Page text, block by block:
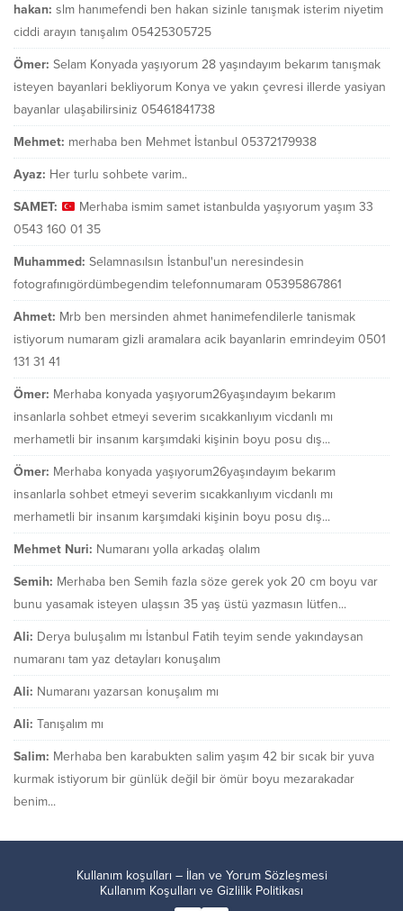
hakan: slm hanımefendi ben hakan sizinle tanışmak isterim niyetim
ciddi arayın tanışalım 05425305725
Ömer: Selam Konyada yaşıyorum 28 yaşındayım bekarım tanışmak
isteyen bayanlari bekliyorum Konya ve yakın çevresi illerde yasiyan
bayanlar ulaşabilirsiniz 05461841738
Mehmet: merhaba ben Mehmet İstanbul 05372179938
Ayaz: Her turlu sohbete varim..
SAMET:
Merhaba ismim samet istanbulda yaşıyorum yaşım 33
0543 160 01 35
Muhammed: Selamnasılsın İstanbul'un neresindesin
fotografınıgördümbegendim telefonnumaram 05395867861
Ahmet: Mrb ben mersinden ahmet hanimefendilerle tanismak
istiyorum numaram gizli aramalara acik bayanlarin emrindeyim 0501
131 31 41
Ömer: Merhaba konyada yaşıyorum26yaşındayım bekarım
insanlarla sohbet etmeyi severim sıcakkanlıyım vicdanlı mı
merhametli bir insanım karşımdaki kişinin boyu posu dış...
Ömer: Merhaba konyada yaşıyorum26yaşındayım bekarım
insanlarla sohbet etmeyi severim sıcakkanlıyım vicdanlı mı
merhametli bir insanım karşımdaki kişinin boyu posu dış...
Mehmet Nuri: Numaranı yolla arkadaş olalım
Semih: Merhaba ben Semih fazla söze gerek yok 20 cm boyu var
bunu yasamak isteyen ulaşsın 35 yaş üstü yazmasın lütfen...
Ali: Derya buluşalım mı İstanbul Fatih teyim sende yakındaysan
numaranı tam yaz detayları konuşalım
Ali: Numaranı yazarsan konuşalım mı
Ali: Tanışalım mı
Salim: Merhaba ben karabukten salim yaşım 42 bir sıcak bir yuva
kurmak istiyorum bir günlük değil bir ömür boyu mezarakadar
benim...
Kullanım koşulları – İlan ve Yorum Sözleşmesi
Kullanım Koşulları ve Gizlilik Politikası